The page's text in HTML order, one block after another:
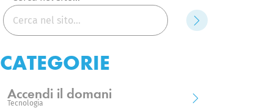
Cerca
CATEGORIE
Accendi il domani
Tecnologia